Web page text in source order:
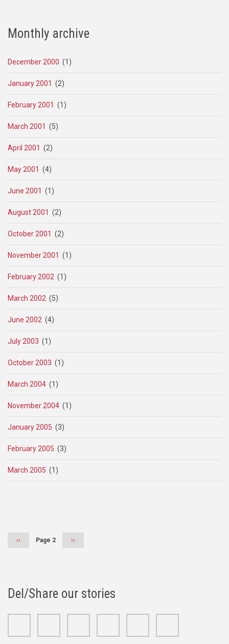
Monthly archive
December 2000 (1)
January 2001 (2)
February 2001 (1)
March 2001 (5)
April 2001 (2)
May 2001 (4)
June 2001 (1)
August 2001 (2)
October 2001 (2)
November 2001 (1)
February 2002 (1)
March 2002 (5)
June 2002 (4)
July 2003 (1)
October 2003 (1)
March 2004 (1)
November 2004 (1)
January 2005 (3)
February 2005 (3)
March 2005 (1)
Previous
‹‹ Page 2
Next
››
Del/Share our stories